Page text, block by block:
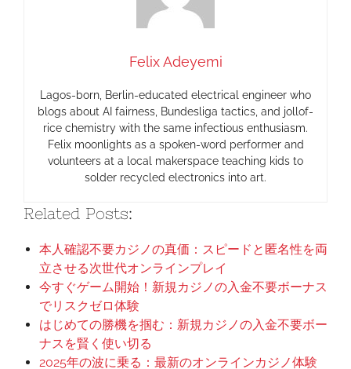
Felix Adeyemi
Lagos-born, Berlin-educated electrical engineer who
blogs about AI fairness, Bundesliga tactics, and jollof-
rice chemistry with the same infectious enthusiasm.
Felix moonlights as a spoken-word performer and
volunteers at a local makerspace teaching kids to
solder recycled electronics into art.
Related Posts:
本人確認不要カジノの真価：スピードと匿名性を両
立させる次世代オンラインプレイ
今すぐゲーム開始！新規カジノの入金不要ボーナス
でリスクゼロ体験
はじめての勝機を掴む：新規カジノの入金不要ボー
ナスを賢く使い切る
2025年の波に乗る：最新のオンラインカジノ体験